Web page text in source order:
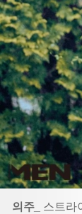
의주_ 스트라